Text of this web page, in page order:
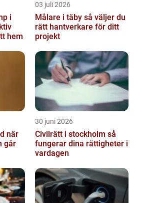
i
hem
03 juli 2026
Målare i täby så väljer du
rätt hantverkare för ditt
projekt
går
30 juni 2026
Civilrätt i stockholm så
fungerar dina rättigheter i
vardagen